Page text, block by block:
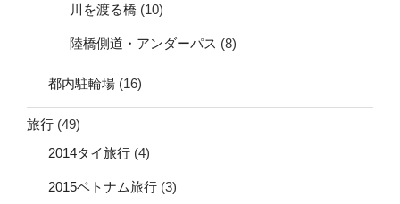
川を渡る橋 (10)
陸橋側道・アンダーパス (8)
都内駐輪場 (16)
旅行 (49)
2014タイ旅行 (4)
2015ベトナム旅行 (3)